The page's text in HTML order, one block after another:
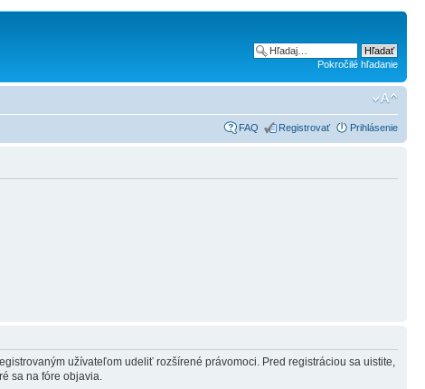
Pokročilé hľadanie
FAQ Registrovať Prihlásenie
užívateľom udeliť rozšírené právomoci. Pred registráciou sa uistite,
sa na fóre objavia.